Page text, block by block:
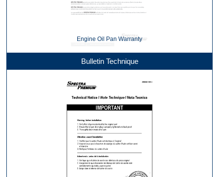
Engine Oil Pan Warranty
Bulletin Technique